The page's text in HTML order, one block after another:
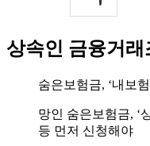
상속인 금융거
숨은보험금, ‘내보
망인 숨은보험금, ‘
등 먼저 신청해야